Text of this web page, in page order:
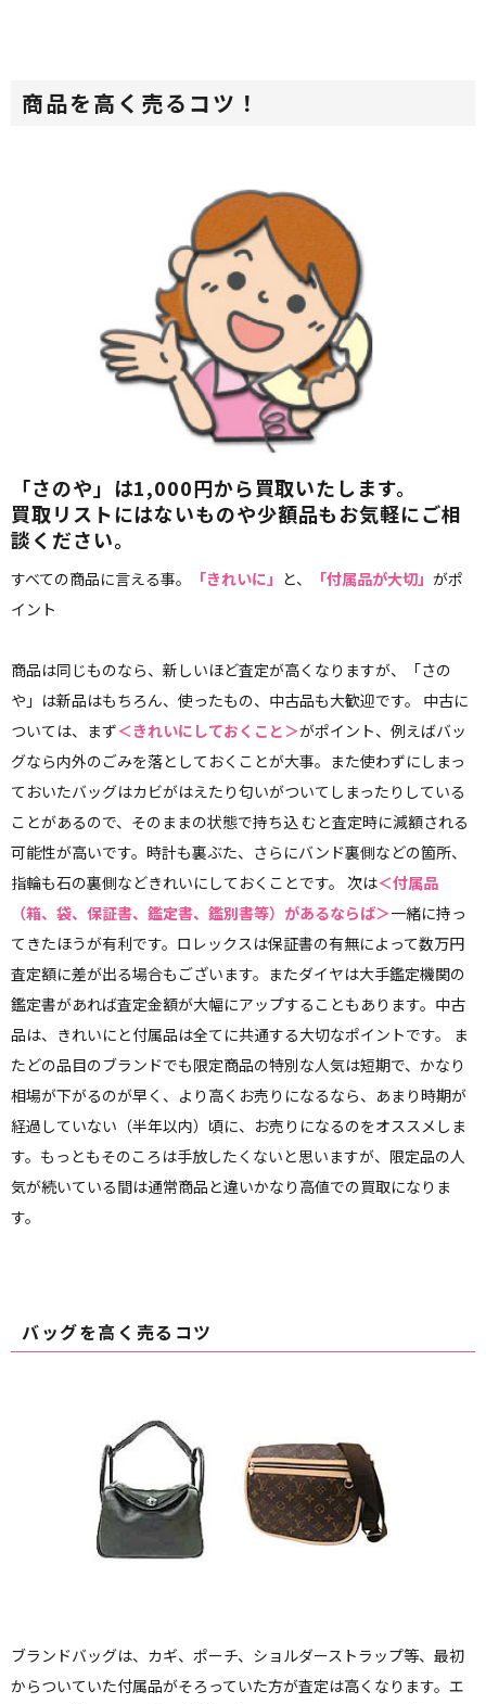
商品を高く売るコツ！
「さのや」は1,000円から買取いたします。
買取リストにはないものや少額品もお気軽にご相
談ください。
すべての商品に言える事。 「きれいに」 と、 「付属品が大切」 がポ
イント
商品は同じものなら、新しいほど査定が高くなりますが、「さの
や」は新品はもちろん、使ったもの、中古品も大歓迎です。 中古に
ついては、まず＜きれいにしておくこと＞がポイント、例えばバッ
グなら内外のごみを落としておくことが大事。また使わずにしまっ
ておいたバッグはカビがはえたり匂いがついてしまったりしている
ことがあるので、そのままの状態で持ち込 むと査定時に減額される
可能性が高いです。時計も裏ぶた、さらにバンド裏側などの箇所、
指輪も石の裏側などきれいにしておくことです。 次は＜付属品
（箱、袋、保証書、鑑定書、鑑別書等）があるならば＞一緒に持っ
てきたほうが有利です。ロレックスは保証書の有無によって数万円
査定額に差が出る場合もございます。またダイヤは大手鑑定機関の
鑑定書があれば査定金額が大幅にアップすることもあります。中古
品は、きれいにと付属品は全てに共通する大切なポイントです。 ま
たどの品目のブランドでも限定商品の特別な人気は短期で、かなり
相場が下がるのが早く、より高くお売りになるなら、あまり時期が
経過していない（半年以内）頃に、お売りになるのをオススメしま
す。もっともそのころは手放したくないと思いますが、限定品の人
気が続いている間は通常商品と違いかなり高値での買取になりま
す。
バッグを高く売るコツ
ブランドバッグは、カギ、ポーチ、ショルダーストラップ等、最初
からついていた付属品がそろっていた方が査定は高くなります。エ